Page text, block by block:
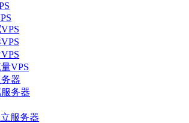
VPS
器
务器
服务器